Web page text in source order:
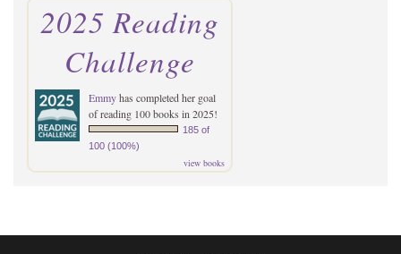
2025 Reading
Challenge
Emmyhas completed her goal
of reading 100 books in 2025!
185 of
100 (100%)
view books